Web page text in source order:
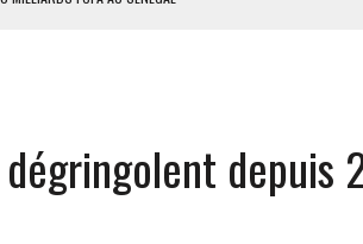
SOUTENIR DIOMAYE FAYE
LA 4E PHASE DE L’APE depuis